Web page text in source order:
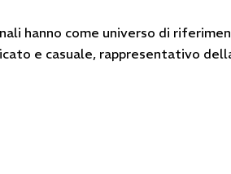
hanno come universo di
e casuale, rappresentativo